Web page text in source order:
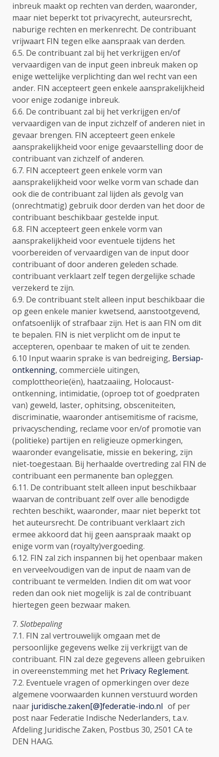
inbreuk maakt op rechten van derden, waaronder,
maar niet beperkt tot privacyrecht, auteursrecht,
naburige rechten en merkenrecht. De contribuant
vrijwaart FIN tegen elke aanspraak van derden.
6.5. De contribuant zal bij het verkrijgen en/of
vervaardigen van de input geen inbreuk maken op
enige wettelijke verplichting dan wel recht van een
ander. FIN accepteert geen enkele aansprakelijkheid
voor enige zodanige inbreuk.
6.6. De contribuant zal bij het verkrijgen en/of
vervaardigen van de input zichzelf of anderen niet in
gevaar brengen. FIN accepteert geen enkele
aansprakelijkheid voor enige gevaarstelling door de
contribuant van zichzelf of anderen.
6.7. FIN accepteert geen enkele vorm van
aansprakelijkheid voor welke vorm van schade dan
ook die de contribuant zal lijden als gevolg van
(onrechtmatig) gebruik door derden van het door de
contribuant beschikbaar gestelde input.
6.8. FIN accepteert geen enkele vorm van
aansprakelijkheid voor eventuele tijdens het
voorbereiden of vervaardigen van de input door
contribuant of door anderen geleden schade.
contribuant verklaart zelf tegen dergelijke schade
verzekerd te zijn.
6.9. De contribuant stelt alleen input beschikbaar die
op geen enkele manier kwetsend, aanstootgevend,
onfatsoenlijk of strafbaar zijn. Het is aan FIN om dit
te bepalen. FIN is niet verplicht om de input te
accepteren, openbaar te maken of uit te zenden.
6.10 Input waarin sprake is van bedreiging, Bersiap-
ontkenning, commerciële uitingen,
complottheorie(ën), haatzaaiing, Holocaust-
ontkenning, intimidatie, (oproep tot of goedpraten
van) geweld, laster, ophitsing, obsceniteiten,
discriminatie, waaronder antisemitisme of racisme,
privacyschending, reclame voor en/of promotie van
(politieke) partijen en religieuze opmerkingen,
waaronder evangelisatie, missie en bekering, zijn
niet-toegestaan. Bij herhaalde overtreding zal FIN de
contribuant een permanente ban opleggen.
6.11. De contribuant stelt alleen input beschikbaar
waarvan de contribuant zelf over alle benodigde
rechten beschikt, waaronder, maar niet beperkt tot
het auteursrecht. De contribuant verklaart zich
ermee akkoord dat hij geen aanspraak maakt op
enige vorm van (royalty)vergoeding.
6.12. FIN zal zich inspannen bij het openbaar maken
en verveelvoudigen van de input de naam van de
contribuant te vermelden. Indien dit om wat voor
reden dan ook niet mogelijk is zal de contribuant
hiertegen geen bezwaar maken.
7. Slotbepaling
7.1. FIN zal vertrouwelijk omgaan met de
persoonlijke gegevens welke zij verkrijgt van de
contribuant. FIN zal deze gegevens alleen gebruiken
in overeenstemming met het Privacy Reglement.
7.2. Eventuele vragen of opmerkingen over deze
algemene voorwaarden kunnen verstuurd worden
naar juridische.zaken[@]federatie-indo.nl of per
post naar Federatie Indische Nederlanders, t.a.v.
Afdeling Juridische Zaken, Postbus 30, 2501 CA te
DEN HAAG.